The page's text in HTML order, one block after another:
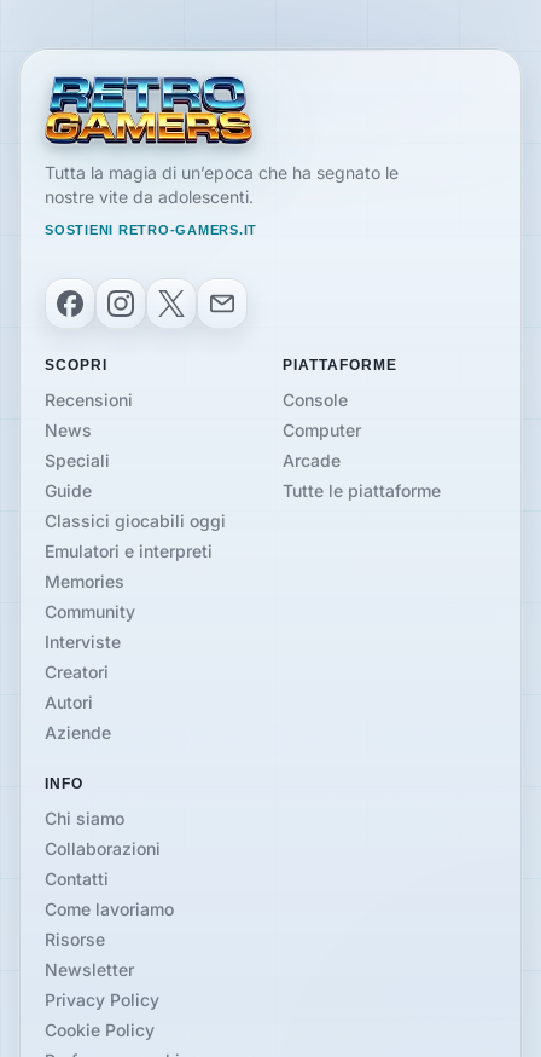
Tutta la magia di un’epoca che ha segnato le
nostre vite da adolescenti.
SOSTIENI RETRO-GAMERS.IT
FacebookInstagram
X Email
SCOPRI
Recensioni
News
Speciali
Guide
Classici giocabili oggi
Emulatori e interpreti
Memories
Community
Interviste
Creatori
Autori
Aziende
PIATTAFORME
Console
Computer
Arcade
Tutte le piattaforme
INFO
Chi siamo
Collaborazioni
Contatti
Come lavoriamo
Risorse
Newsletter
Privacy Policy
Cookie Policy